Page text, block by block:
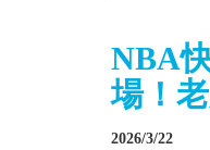
NBA
場！
2026/3/22